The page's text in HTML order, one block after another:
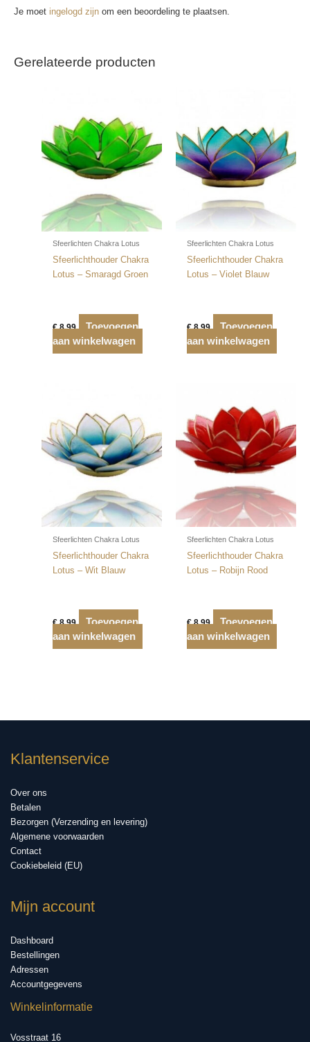
Je moet ingelogd zijn om een beoordeling te plaatsen.
Gerelateerde producten
Sfeerlichten Chakra Lotus
Sfeerlichthouder Chakra
Lotus – Smaragd Groen
€8,99
Toevoegen
aan winkelwagen
Sfeerlichten Chakra Lotus
Sfeerlichthouder Chakra
Lotus – Violet Blauw
€8,99
Toevoegen
aan winkelwagen
Sfeerlichten Chakra Lotus
Sfeerlichthouder Chakra
Lotus – Wit Blauw
€8,99
Toevoegen
aan winkelwagen
Sfeerlichten Chakra Lotus
Sfeerlichthouder Chakra
Lotus – Robijn Rood
€8,99
Toevoegen
aan winkelwagen
Klantenservice
Over ons
Betalen
Bezorgen (Verzending en levering)
Algemene voorwaarden
Contact
Cookiebeleid (EU)
Mijn account
Dashboard
Bestellingen
Adressen
Accountgegevens
Winkelinformatie
Vosstraat 16